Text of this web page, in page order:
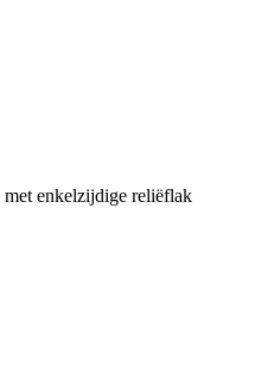
enkelzijdige reliëflak